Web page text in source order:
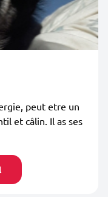
peut etre un
et câlin. Il as ses